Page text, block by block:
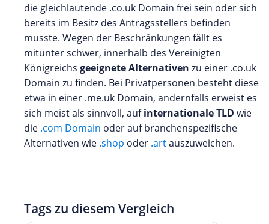
die gleichlautende .co.uk Domain frei sein oder sich
bereits im Besitz des Antragsstellers befinden
musste. Wegen der Beschränkungen fällt es
mitunter schwer, innerhalb des Vereinigten
Königreichs geeignete Alternativen zu einer .co.uk
Domain zu finden. Bei Privatpersonen besteht diese
etwa in einer .me.uk Domain, andernfalls erweist es
sich meist als sinnvoll, aufinternationale TLD wie
die .com Domain oder auf branchenspezifische
Alternativen wie .shop oder .artauszuweichen.
Tags zu diesem Vergleich